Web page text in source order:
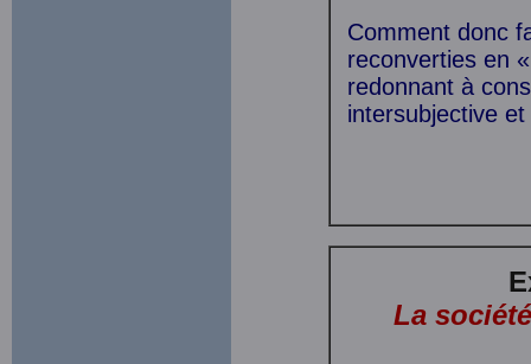
Comment donc
reconverties en
redonnant à
intersubjective
La